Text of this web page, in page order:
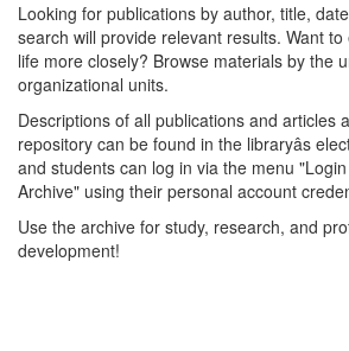
Looking for publications by author, title,
search will provide relevant results. Want
life more closely? Browse materials by the
organizational units.
Descriptions of all publications and articles
repository can be found in the libraryâs
and students can log in via the menu
Archive" using their personal account
Use the archive for study, research, and
development!